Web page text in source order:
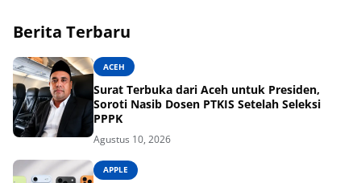
Berita Terbaru
ACEH
Surat Terbuka dari Aceh untuk Presiden,
Soroti Nasib Dosen PTKIS Setelah Seleksi
PPPK
Agustus 10, 2026
APPLE